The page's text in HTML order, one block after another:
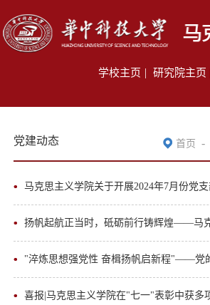
学校主页 | 研究院主页
党建动态 首页 -